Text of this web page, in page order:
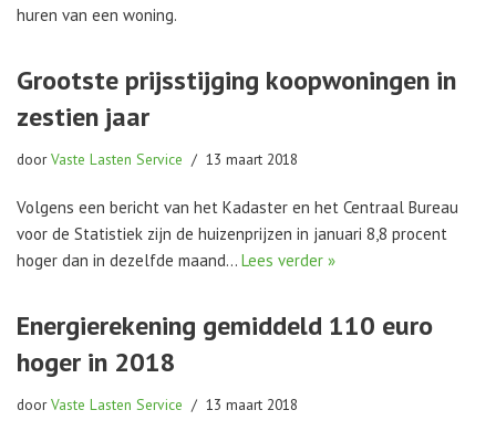
huren van een woning.
Grootste prijsstijging koopwoningen in
zestien jaar
doorVaste Lasten Service 13 maart 2018
Volgens een bericht van het Kadaster en het Centraal Bureau
voor de Statistiek zijn de huizenprijzen in januari 8,8 procent
hoger dan in dezelfde maand… Lees verder »
Energierekening gemiddeld 110 euro
hoger in 2018
doorVaste Lasten Service 13 maart 2018